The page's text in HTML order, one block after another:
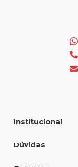
Institucional
Dúvidas